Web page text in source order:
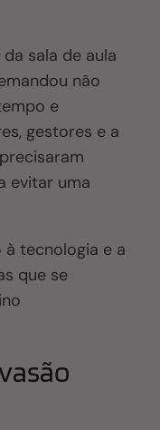
sala de aula
não
e
gestores e a
evitar uma
à tecnologia e a
que se